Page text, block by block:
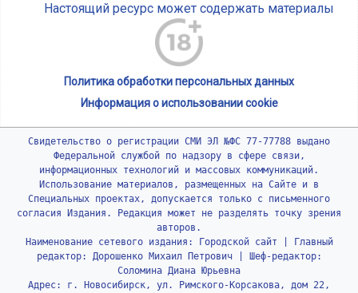
Настоящий ресурс может содержать материалы
Политика обработки персональных данных
Информация о использовании cookie
Свидетельство о регистрации СМИ ЭЛ №ФС 77-77788 выдано
Федеральной службой по надзору в сфере связи,
информационных технологий и массовых коммуникаций.
Использование материалов, размещенных на Сайте и в
Специальных проектах, допускается только с письменного
согласия Издания. Редакция может не разделять точку зрения
авторов.
Наименование сетевого издания: Городской сайт | Главный
редактор: Дорошенко Михаил Петрович | Шеф-редактор:
Соломина Диана Юрьевна
Адрес: г. Новосибирск, ул. Римского-Корсакова, дом 22,